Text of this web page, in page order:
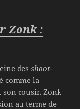
Zonk :
des shoot-
comme la
son cousin Zonk
au terme de